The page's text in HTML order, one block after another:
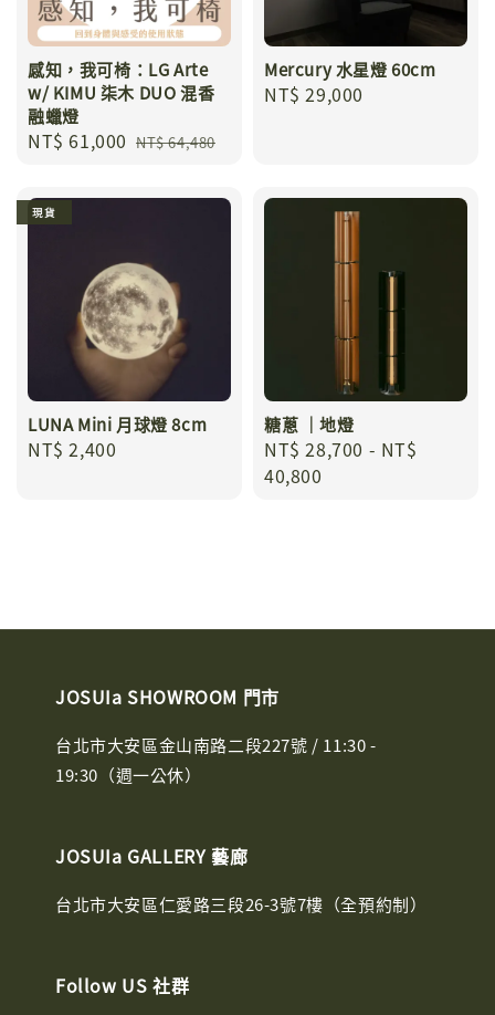
感知，我可椅：LG Arte
w/ KIMU 柒木 DUO 混香
融蠟燈
Sale
NT$ 61,000 Regular
NT$ 64,480
Mercury 水星燈 60cm
Regular
NT$ 29,000
現貨
LUNA Mini 月球燈 8cm
Regular
NT$ 2,400
糖蔥 ｜地燈
Regular
price
NT$ 28,700 - NT$
40,800
JOSUIa SHOWROOM 門市
台北市大安區金山南路二段227號 / 11:30 -
19:30（週一公休）
JOSUIa GALLERY 藝廊
台北市大安區仁愛路三段26-3號7樓（全預約制）
Follow US 社群